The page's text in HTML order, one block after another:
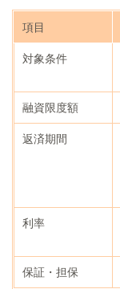
項目
対象条件
融資限度額
返済期間
利率
保証・担保